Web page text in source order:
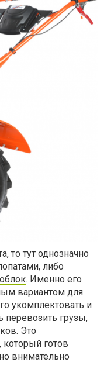
то тут однозначно
либо
. Именно его
вариантом для
укомплектовать и
перевозить грузы,
Это
готов
внимательно